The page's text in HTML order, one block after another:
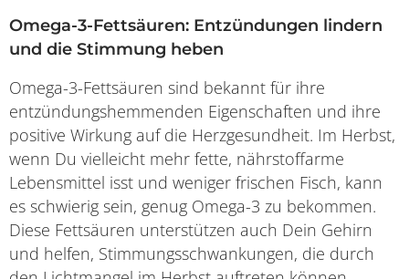
Omega-3-Fettsäuren: Entzündungen lindern
und die Stimmung heben
Omega-3-Fettsäuren sind bekannt für ihre
entzündungshemmenden Eigenschaften und ihre
positive Wirkung auf die Herzgesundheit. Im Herbst,
wenn Du vielleicht mehr fette, nährstoffarme
Lebensmittel isst und weniger frischen Fisch, kann
es schwierig sein, genug Omega-3 zu bekommen.
Diese Fettsäuren unterstützen auch Dein Gehirn
und helfen, Stimmungsschwankungen, die durch